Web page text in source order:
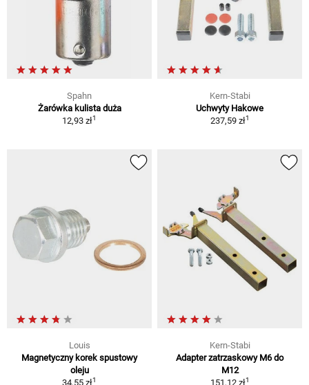
Spahn
Żarówka kulista duża
12,93 zł1
Kern-Stabi
Uchwyty Hakowe
237,59 zł1
Louis
Magnetyczny korek spustowy
oleju
34,55 zł1
Kern-Stabi
Adapter zatrzaskowy M6 do
M12
151,12 zł1